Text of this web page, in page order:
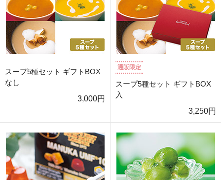
スープ5種セット ギフトBOX
なし
3,000円
通販限定
スープ5種セット ギフトBOX
入
3,250円